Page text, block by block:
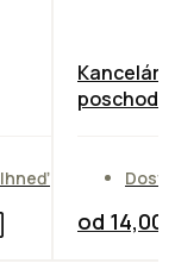
Ihneď
poschodie
od 14,00